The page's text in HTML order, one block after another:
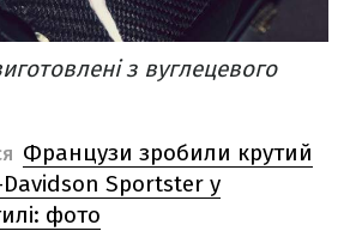
з вуглецевого
Французи зробили крутий
Sportster у
фото